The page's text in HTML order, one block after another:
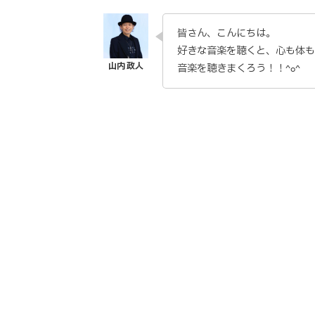
皆さん、こんにちは。
好きな音楽を聴くと、心も体
音楽を聴きまくろう！！^o^